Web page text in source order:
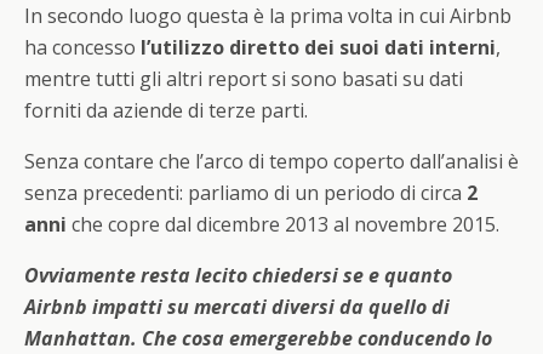
In secondo luogo questa è la prima volta in cui Airbnb
ha concesso l’utilizzo diretto dei suoi dati interni,
mentre tutti gli altri report si sono basati su dati
forniti da aziende di terze parti.
Senza contare che l’arco di tempo coperto dall’analisi è
senza precedenti: parliamo di un periodo di circa 2
anni che copre dal dicembre 2013 al novembre 2015.
Ovviamente resta lecito chiedersi se e quanto
Airbnb impatti su mercati diversi da quello di
Manhattan. Che cosa emergerebbe conducendo lo